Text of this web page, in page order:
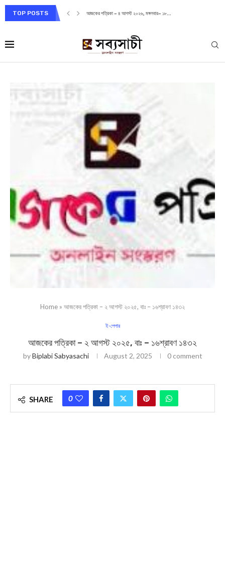
TOP POSTS আজকের পত্রিকা – ৪ আগস্ট ২০২৬, মঙ্গলবার– ১৮...
Home » আজকের পত্রিকা – ২ আগস্ট ২০২৫, বাঃ – ১৬শ্রাবণ ১৪৩২
ই-পেপার
আজকের পত্রিকা – ২ আগস্ট ২০২৫, বাঃ – ১৬শ্রাবণ ১৪৩২
byBiplabi Sabyasachi August 2, 2025 0 comment
SHARE 0